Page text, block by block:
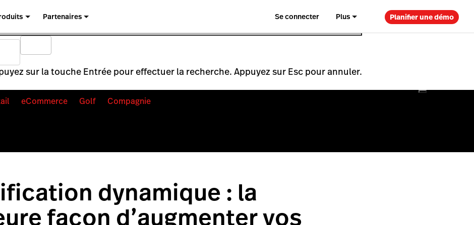
Partenaires Se connecter Plus Planifier une démo
sur la touche Entrée pour effectuer la recherche. Appuyez sur Esc pour annuler.
eCommerce Golf Compagnie
dynamique : la
façon d’augmenter vos